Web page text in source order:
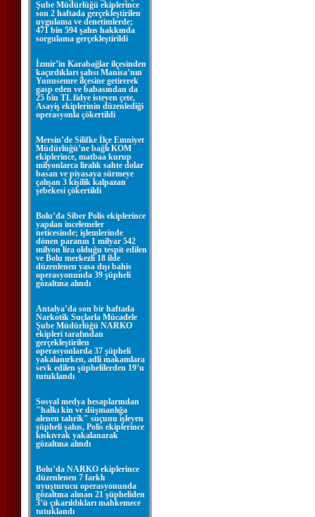
Şube Müdürlüğü ekiplerince
son 2 haftada gerçekleştirilen
uygulama ve denetimlerde;
471 bin 594 şahıs hakkında
sorgulama gerçekleştirildi
İzmir’in Karabağlar ilçesinden
kaçırdıkları şahsı Manisa’nın
Yunusemre ilçesine getirerek
gasp eden ve babasından da
25 bin TL fidye isteyen çete,
Asayiş ekiplerinin düzenlediği
operasyonla çökertildi
Mersin’de Silifke İlçe Emniyet
Müdürlüğü’ne bağlı KOM
ekiplerince, matbaa kurup
milyonlarca liralık sahte dolar
basan ve piyasaya sürmeye
çalışan 3 kişilik kalpazan
şebekesi çökertildi
Bolu’da Siber Polis ekiplerince
yapılan incelemeler
neticesinde; işlemlerinde
dönen paranın 1 milyar 542
milyon lira olduğu tespit edilen
ve Bolu merkezli 18 ilde
düzenlenen yasa dışı bahis
operasyonunda 39 şüpheli
gözaltına alındı
Antalya’da son bir haftada
Narkotik Suçlarla Mücadele
Şube Müdürlüğü NARKO
ekipleri tarafından
gerçekleştirilen
operasyonlarda 37 şüpheli
yakalanırken, adli makamlara
sevk edilen şüphelilerden 19’u
tutuklandı
Sosyal medya hesaplarından
"halkı kin ve düşmanlığa
alenen tahrik" suçunu işleyen
şüpheli şahıs, Polis ekiplerince
kıskıvrak yakalanarak
gözaltına alındı
Bolu’da NARKO ekiplerince
düzenlenen 7 farklı
uyuşturucu operasyonunda
gözaltına alınan 21 şüpheliden
3’ü çıkarıldıkları mahkemece
tutuklandı